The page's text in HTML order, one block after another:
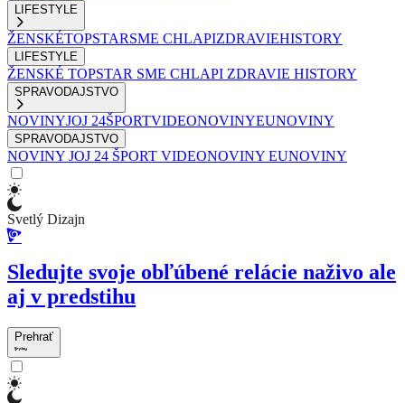
LIFESTYLE
ŽENSKÉTOPSTARSME CHLAPIZDRAVIEHISTORY
LIFESTYLE
ŽENSKÉ TOPSTAR SME CHLAPI ZDRAVIE HISTORY
SPRAVODAJSTVO
NOVINYJOJ 24ŠPORTVIDEONOVINYEUNOVINY
SPRAVODAJSTVO
NOVINY JOJ 24 ŠPORT VIDEONOVINY EUNOVINY
Svetlý Dizajn
Sledujte svoje obľúbené relácie naživo ale
aj v predstihu
Prehrať